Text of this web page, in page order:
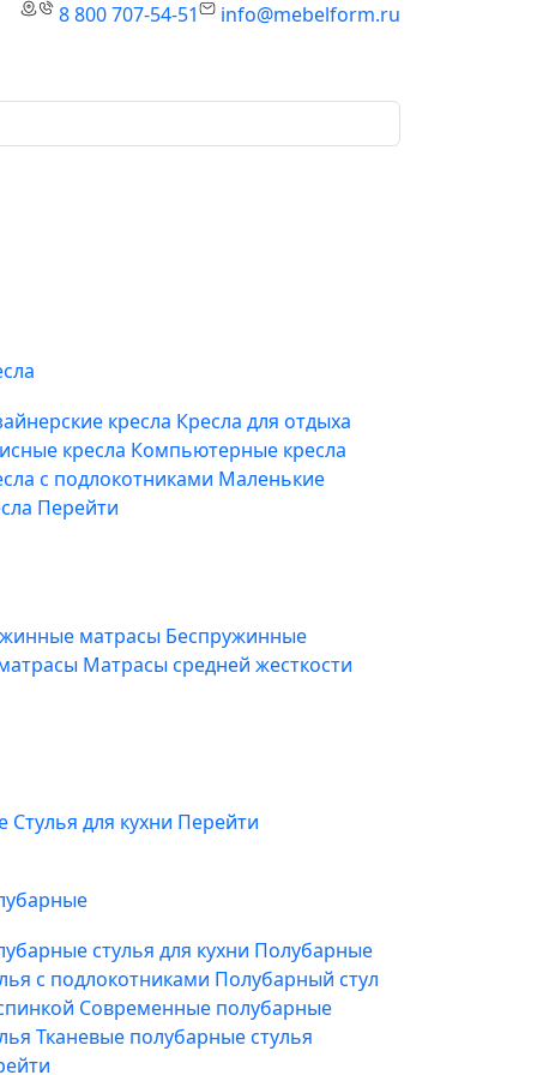
8 800 707-54-51 info@mebelform.ru
кресла Кресла для отдыха
кресла Компьютерные кресла
с подлокотниками Маленькие
Перейти
матрасы Беспружинные
Матрасы средней жесткости
Стулья для кухни Перейти
стулья для кухни Полубарные
с подлокотниками Полубарный стул
Современные полубарные
Тканевые полубарные стулья